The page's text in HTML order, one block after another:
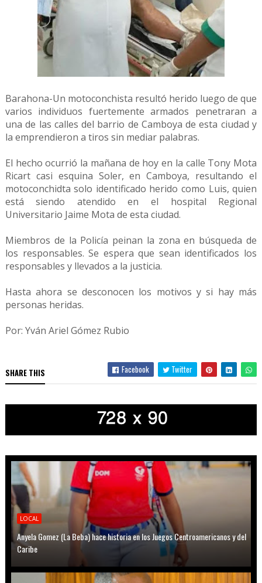
Barahona-Un motoconchista resultó herido luego de que
varios individuos fuertemente armados penetraran a
una de las calles del barrio de Camboya de esta ciudad y
la emprendieron a tiros sin mediar palabras.
El hecho ocurrió la mañana de hoy en la calle Tony Mota
Ricart casi esquina Soler, en Camboya, resultando el
motoconchidta solo identificado herido como Luis, quien
está siendo atendido en el hospital Regional
Universitario Jaime Mota de esta ciudad.
Miembros de la Policía peinan la zona en búsqueda de
los responsables. Se espera que sean identificados los
responsables y llevados a la justicia.
Hasta ahora se desconocen los motivos y si hay más
personas heridas.
Por: Yván Ariel Gómez Rubio
SHARE THIS Facebook Twitter
LOCAL
Anyela Gomez (La Beba) hace historia en los Juegos Centroamericanos y del
Caribe